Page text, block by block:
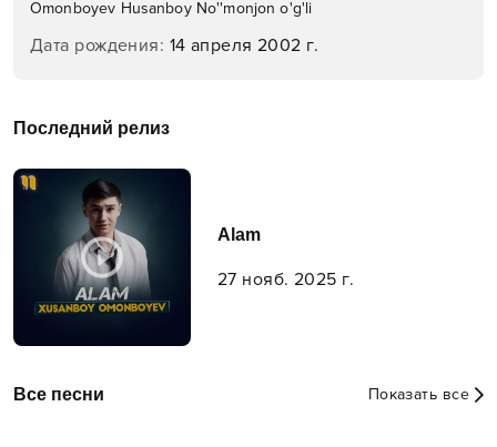
Omonboyev Husanboy No''monjon o'g'li
Дата рождения: 14 апреля 2002 г.
Последний релиз
Alam
27 нояб. 2025 г.
Все песни Показать все